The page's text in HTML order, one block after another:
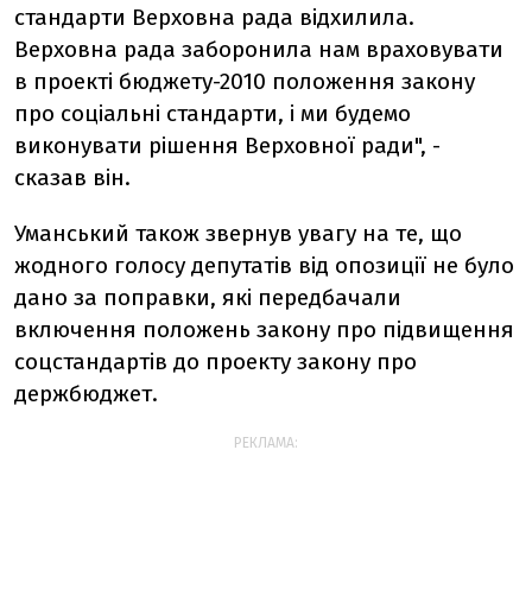
стандарти Верховна рада відхилила.
Верховна рада заборонила нам враховувати
в проекті бюджету-2010 положення закону
про соціальні стандарти, і ми будемо
виконувати рішення Верховної ради", -
сказав він.
Уманський також звернув увагу на те, що
жодного голосу депутатів від опозиції не було
дано за поправки, які передбачали
включення положень закону про підвищення
соцстандартів до проекту закону про
держбюджет.
РЕКЛАМА: